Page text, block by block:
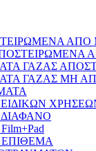
ΑΠΟ
ΓΑΖΑΣ
ΓΑΖΑΣ ΜΗ